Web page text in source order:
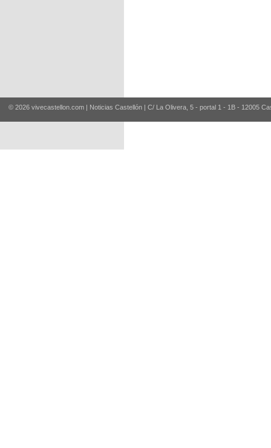
© 2026 vivecastellon.com | Noticias Castellón | C/ La Olivera, 5 - portal 1 - 1B - 12005